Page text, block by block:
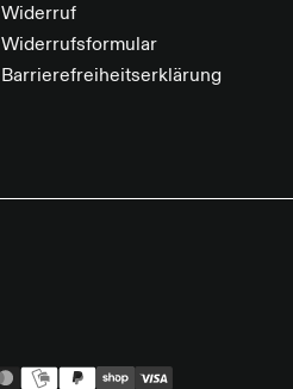
Widerruf
Widerrufsformular
Barrierefreiheitserklärung